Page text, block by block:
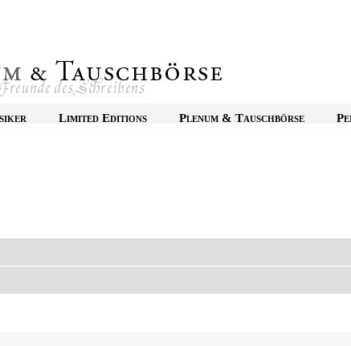
Limited Editions Plenum & Tauschbörse